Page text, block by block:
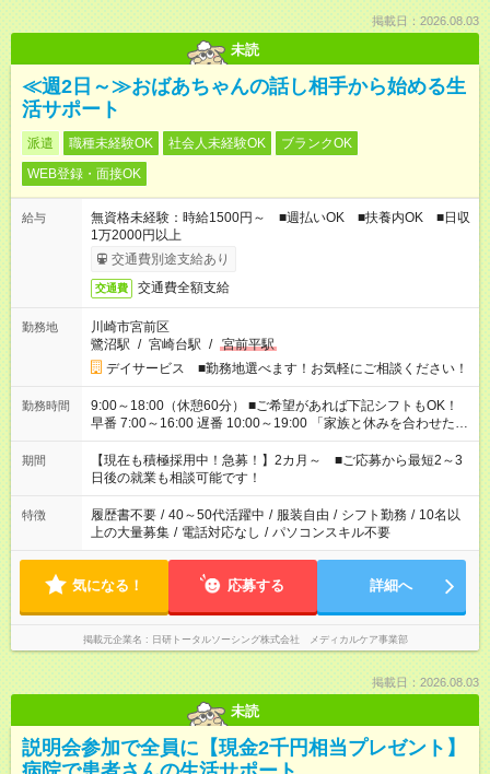
掲載日：2026.08.03
未読
≪週2日～≫おばあちゃんの話し相手から始める生
活サポート
派遣 職種未経験OK 社会人未経験OK
ブランクOK
WEB登録・面接OK
給与
無資格未経験：時給1500円～ ■週払いOK ■扶養内OK ■日収
1万2000円以上
交通費別途支給あり
交通費 交通費全額支給
勤務地
川崎市宮前区
鷺沼駅 / 宮崎台駅 / 宮前平駅
デイサービス ■勤務地選べます！お気軽にご相談ください！
勤務時間
9:00～18:00（休憩60分） ■ご希望があれば下記シフトもOK！
早番 7:00～16:00 遅番 10:00～19:00 「家族と休みを合わせた
い」 「余裕を持って夕飯の準備がしたい」 「できれば残業はし
たくない」 など、ご希望を教えてくださいね。 ※Wワーク希望
の方へ 今ご覧のお仕事で希望する勤務時間と、もう1つのお仕事
の勤務時間。 合計で週40時間を超える場合は応募できません。
期間
【現在も積極採用中！急募！】2カ月～ ■ご応募から最短2～3
日後の就業も相談可能です！
特徴 履歴書不要 / 40～50代活躍中 / 服装自由 / シフト勤務 / 10名以
上の大量募集 / 電話対応なし / パソコンスキル不要
気になる！ 応募する 詳細へ
掲載元企業名 日研トータルソーシング株式会社 メディカルケア事業部
掲載日：2026.08.03
未読
説明会参加で全員に【現金2千円相当プレゼント】